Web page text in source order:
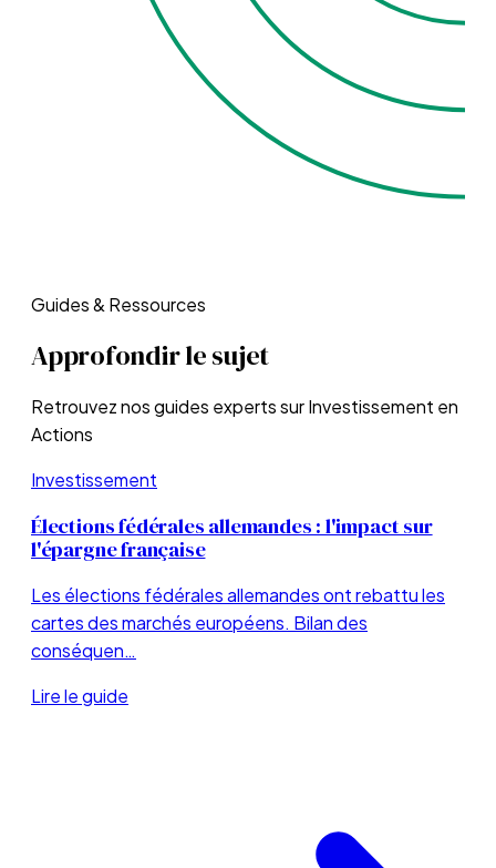
Guides & Ressources
Approfondir le sujet
Retrouvez nos guides experts surInvestissement en
Actions
Investissement
Élections fédérales allemandes : l'impact sur
l'épargne française
Les élections fédérales allemandes ont rebattu les
cartes des marchés européens. Bilan des
conséquen…
Lire le guide